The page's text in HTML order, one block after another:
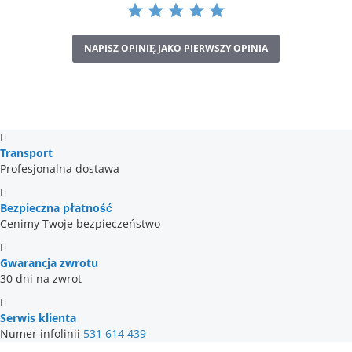
Szafa przesuwna Hajfa to nie tylko niezwykle praktyczny
dodatek, który dzięki swojej estetyce i funkcjonalności
staje się centralnym punktem każdego wnętrza,
NAPISZ OPINIĘ JAKO PIERWSZY OPINIA
Transport
Profesjonalna dostawa
Bezpieczna płatność
Cenimy Twoje bezpieczeństwo
Gwarancja zwrotu
30 dni na zwrot
Serwis klienta
Numer infolinii 531 614 439